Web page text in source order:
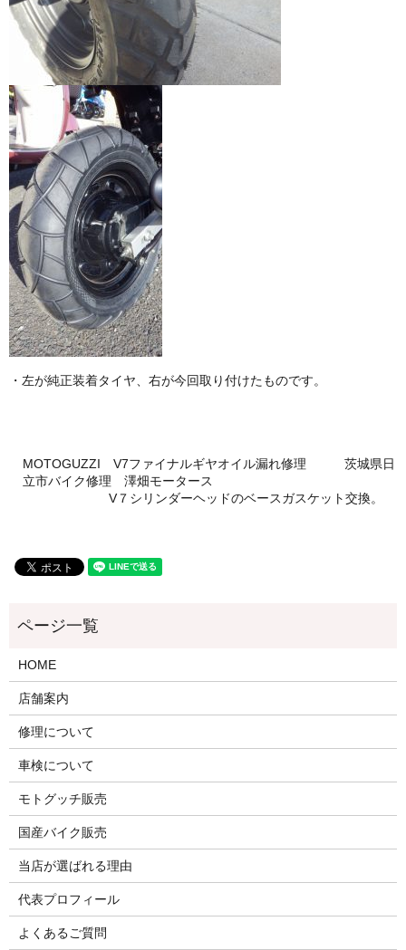
・左が純正装着タイヤ、右が今回取り付けたものです。
MOTOGUZZI V7ファイナルギヤオイル漏れ修理 茨城県日
立市バイク修理 澤畑モータース
V７シリンダーヘッドのベースガスケット交換。
HOME
店舗案内
修理について
車検について
モトグッチ販売
国産バイク販売
当店が選ばれる理由
代表プロフィール
よくあるご質問